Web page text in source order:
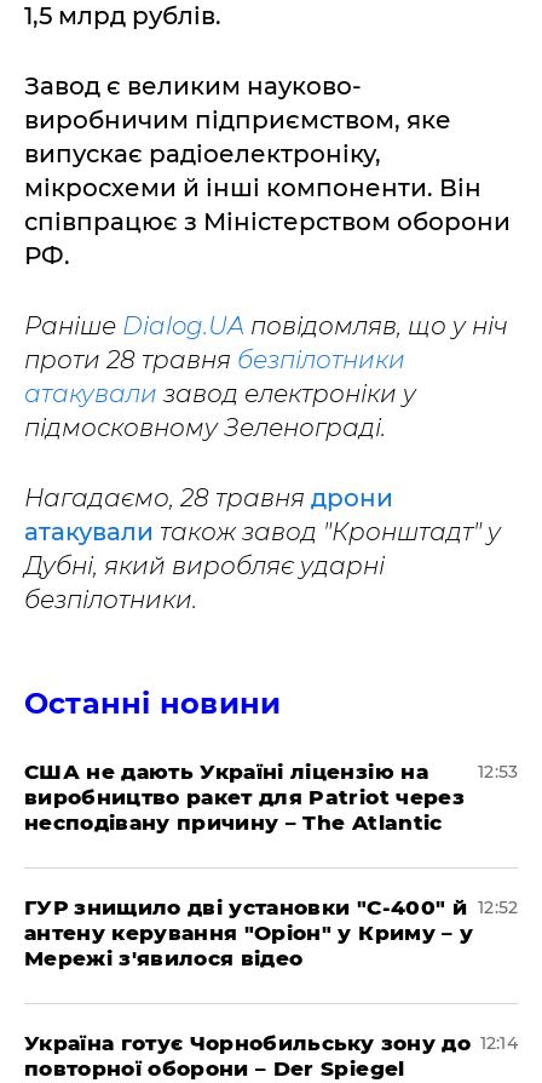
1,5 млрд рублів.
Завод є великим науково-
виробничим підприємством, яке
випускає радіоелектроніку,
мікросхеми й інші компоненти. Він
співпрацює з Міністерством оборони
РФ.
Раніше Dialog.UA повідомляв, що у ніч
проти 28 травня безпілотники
атакували завод електроніки у
підмосковному Зеленограді.
Нагадаємо, 28 травня дрони
атакували також завод "Кронштадт" у
Дубні, який виробляє ударні
безпілотники.
Останні новини
США не дають Україні ліцензію на
виробництво ракет для Patriot через
несподівану причину – The Atlantic
12:53
ГУР знищило дві установки "С-400" й
антену керування "Оріон" у Криму – у
Мережі з'явилося відео
12:52
Україна готує Чорнобильську зону до
повторної оборони – Der Spiegel
12:14